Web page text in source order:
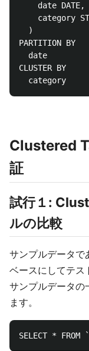
    date DATE,
category
  )
PARTITION BY
  date
CLUSTER BY
Clustered
証
試行１:
ルの比較
サンプルデータで
ベースにしてテス
サンプルデータの
ます。